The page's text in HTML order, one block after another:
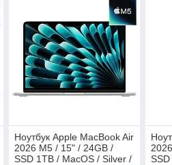
Ноутбук Apple MacBook Air
2026 M5 / 15" / 24GB /
SSD 1TB / MacOS / Silver /